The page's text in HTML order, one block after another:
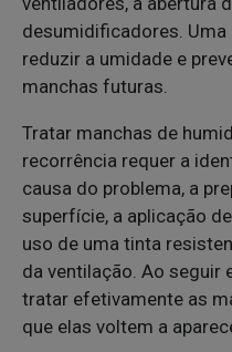
desumidificadores. Uma
reduzir a umidade e
manchas futuras.
Tratar manchas de
recorrência requer a
causa do problema, a
superfície, a aplicação
uso de uma tinta
da ventilação. Ao seguir
tratar efetivamente as
que elas voltem a